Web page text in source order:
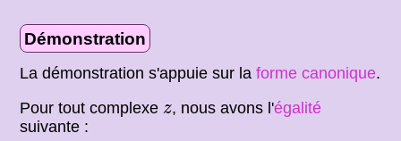
Démonstration
La démonstration s'appuie sur laforme canonique.
Pour tout complexe z
z, nous avons l'égalité
suivante :